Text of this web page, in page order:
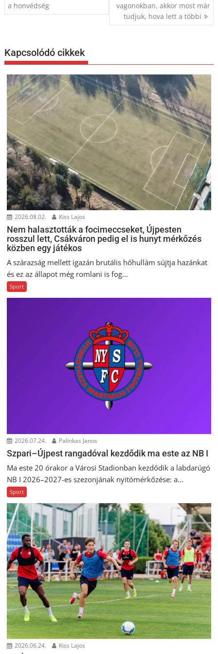
a honvédség
vagonokban, akkor most már
tudjuk, hova lett a többi
Kapcsolódó cikkek
2026.08.02. Kiss Lajos
Nem halasztották a focimeccseket, Újpesten
rosszul lett, Csákváron pedig el is hunyt mérkőzés
közben egy játékos
A szárazság mellett igazán brutális hőhullám sújtja hazánkat
és ez az állapot még romlani is fog...
Sport
2026.07.24. Palinkas Janos
Szpari–Újpest rangadóval kezdődik ma este az NB I
Ma este 20 órakor a Városi Stadionban kezdődik a labdarúgó
NB I 2026–2027-es szezonjának nyitómérkőzése: a...
Sport
2026.06.24. Kiss Lajos